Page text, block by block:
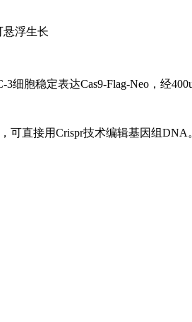
悬浮生长
细胞稳定表达Cas9-Flag-Neo，经
可直接用Crispr技术编辑基因组DNA